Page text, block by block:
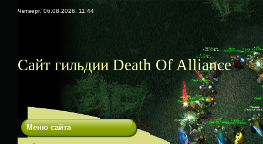
Четверг, 06.08.2026, 11:44
Сайт гильдии Death Of Alliance
Меню сайта